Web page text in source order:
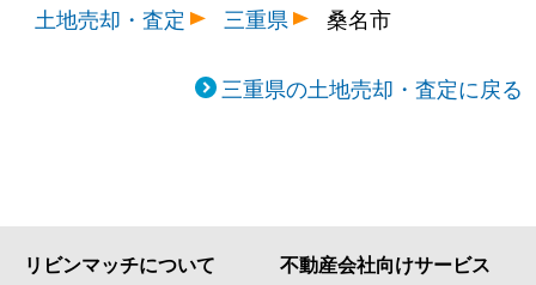
土地売却・査定
三重県 桑名市
三重県の土地売却・査定に戻る
リビンマッチについて 不動産会社向けサービス